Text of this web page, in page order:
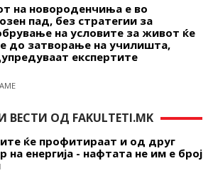
на новороденчиња е во
пад, без стратегии за
на условите за живот ќе
до затворање на училишта,
експертите
ОД FAKULTETI.MK
ќе профитираат и од друг
на енергија - нафтата не им е број